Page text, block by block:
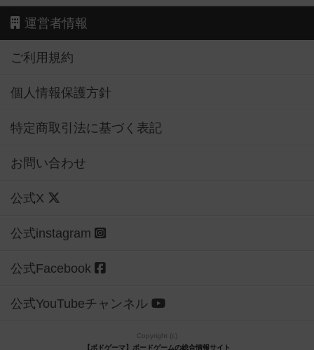
運営者情報
ご利用規約
個人情報保護方針
特定商取引法に基づく表記
お問い合わせ
公式X
公式instagram
公式Facebook
公式YouTubeチャンネル
Copyright (c)
【ボドゲーマ】ボードゲームの総合情報サイト